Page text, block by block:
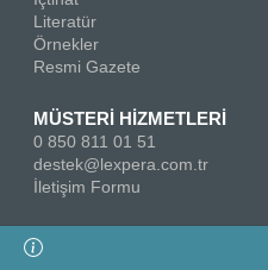
Literatür
Örnekler
Resmi Gazete
MÜSTERİ HİZMETLERİ
0 850 811 01 51
destek@lexpera.com.tr
İletişim Formu
Bizi Takip Edin